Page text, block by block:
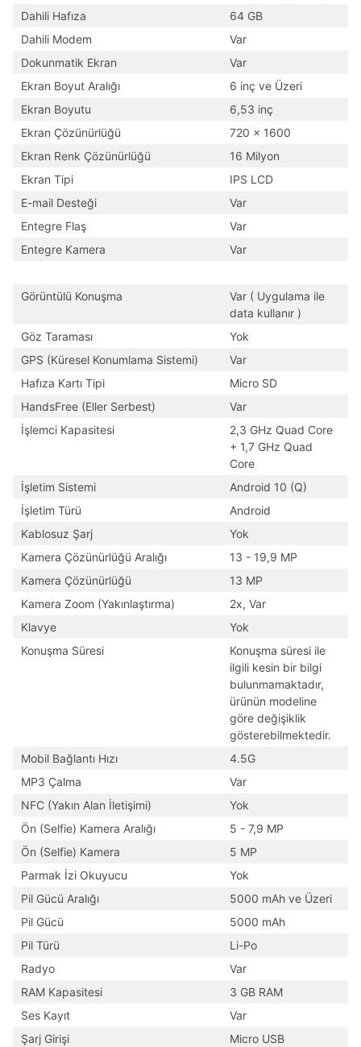
Dahili Hafıza
64 GB
Dahili Modem
Var
Dokunmatik Ekran
Var
Ekran Boyut Aralığı
6 inç ve Üzeri
Ekran Boyutu
6,53 inç
Ekran Çözünürlüğü
720 x 1600
Ekran Renk Çözünürlüğü
16 Milyon
Ekran Tipi
IPS LCD
E-mail Desteği
Var
Entegre Flaş
Var
Entegre Kamera
Var
Görüntülü Konuşma
Var ( Uygulama ile
data kullanır )
Göz Taraması
Yok
GPS (Küresel Konumlama Sistemi)
Var
Hafıza Kartı Tipi
Micro SD
HandsFree (Eller Serbest)
Var
İşlemci Kapasitesi
2,3 GHz Quad Core
+ 1,7 GHz Quad
Core
İşletim Sistemi
Android 10 (Q)
İşletim Türü
Android
Kablosuz Şarj
Yok
Kamera Çözünürlüğü Aralığı
13 - 19,9 MP
Kamera Çözünürlüğü
13 MP
Kamera Zoom (Yakınlaştırma)
2x, Var
Klavye
Yok
Konuşma Süresi
Konuşma süresi ile
ilgili kesin bir bilgi
bulunmamaktadır,
ürünün modeline
göre değişiklik
gösterebilmektedir.
Mobil Bağlantı Hızı
4.5G
MP3 Çalma
Var
NFC (Yakın Alan İletişimi)
Yok
Ön (Selfie) Kamera Aralığı
5 - 7,9 MP
Ön (Selfie) Kamera
5 MP
Parmak İzi Okuyucu
Yok
Pil Gücü Aralığı
5000 mAh ve Üzeri
Pil Gücü
5000 mAh
Pil Türü
Li-Po
Radyo
Var
RAM Kapasitesi
3 GB RAM
Ses Kayıt
Var
Şarj Girişi
Micro USB